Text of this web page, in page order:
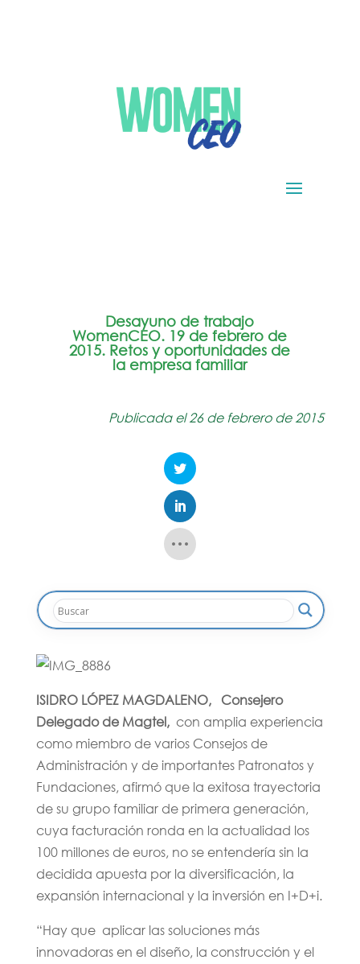
Desayuno de trabajo
WomenCEO. 19 de febrero de
2015. Retos y oportunidades de
la empresa familiar
Publicada el 26 de febrero de 2015
ISIDRO LÓPEZ MAGDALENO, Consejero
Delegado de Magtel, con amplia experiencia
como miembro de varios Consejos de
Administración y de importantes Patronatos y
Fundaciones, afirmó que la exitosa trayectoria
de su grupo familiar de primera generación,
cuya facturación ronda en la actualidad los
100 millones de euros, no se entendería sin la
decidida apuesta por la diversificación, la
expansión internacional y la inversión en I+D+i.
“Hay que aplicar las soluciones más
innovadoras en el diseño, la construcción y el